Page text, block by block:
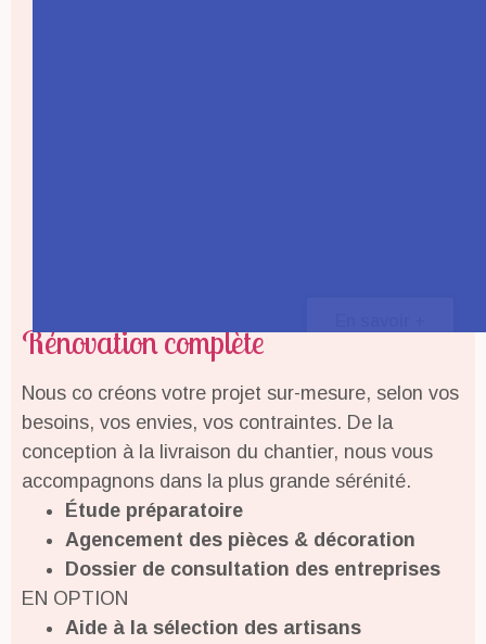
Nous co créons votre projet sur-mesure, selon vos
besoins, vos envies, vos contraintes. De la
conception à la livraison du chantier, nous vous
accompagnons dans la plus grande sérénité.
Étude préparatoire
Agencement des pièces & décoration
Dossier de consultation des entreprises
EN OPTION
Aide à la sélection des artisans
Rénovation complète